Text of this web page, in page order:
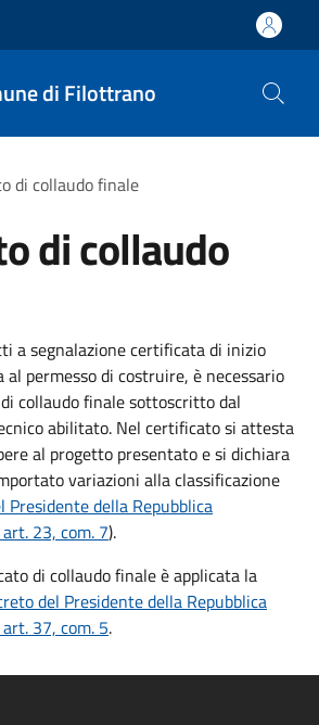
di Filottrano
pane
di collaudo finale
di collaudo
a segnalazione certificata di inizio
permesso di costruire, è necessario
collaudo finale sottoscritto dal
abilitato. Nel certificato si attesta
al progetto presentato e si dichiara
variazioni alla classificazione
Presidente della Repubblica
23, com. 7).
di collaudo finale è applicata la
del Presidente della Repubblica
37, com. 5.